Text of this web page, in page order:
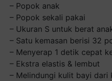
– Popok anak
– Popok sekali pakai
– Ukuran S untuk berat
– Satu kemasan berisi 32
– Menyerap 1 detik cepat
– Ekstra elastis & lembut
– Melindungi kulit bayi dari